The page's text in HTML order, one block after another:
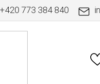
+420 773 384 840